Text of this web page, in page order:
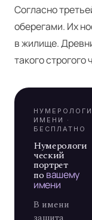
Согласно
оберегами. Их
в жилище.
такого строгого
7
ИМЕНИ ·
БЕСПЛАТНО
Нумерологи
ческий
портрет
по вашему
имени
В имени